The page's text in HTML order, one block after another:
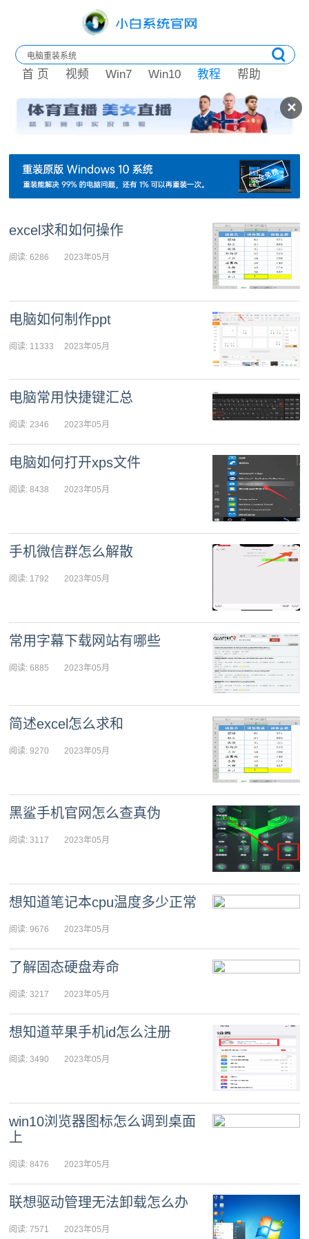
✕
首 页 视频 Win7 Win10 教程 帮助
excel求和如何操作
阅读: 6286
2023年05月
电脑如何制作ppt
阅读: 11333
2023年05月
电脑常用快捷键汇总
阅读: 2346
2023年05月
15日 17:45:45
电脑如何打开xps文件
阅读: 8438
2023年05月
手机微信群怎么解散
阅读: 1792
2023年05月
常用字幕下载网站有哪些
阅读: 6885
2023年05月
简述excel怎么求和
阅读: 9270
2023年05月
黑鲨手机官网怎么查真伪
阅读: 3117
2023年05月
想知道笔记本cpu温度多少正常
阅读: 9676
2023年05月
15日 16:03:11
了解固态硬盘寿命
阅读: 3217
2023年05月
15日 15:33:47
想知道苹果手机id怎么注册
阅读: 3490
2023年05月
win10浏览器图标怎么调到桌面
上
阅读: 8476
2023年05月
15日 14:33:27
联想驱动管理无法卸载怎么办
阅读: 7571 2023年05月